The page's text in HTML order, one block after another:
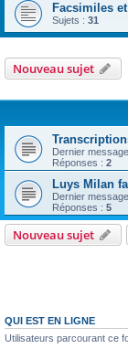
Facsimiles
Sujets : 31
Nouveau sujet
Dernier
Réponses : 2
Luys Milan
Dernier
Réponses : 5
Nouveau sujet
QUI EST EN LIGNE
Utilisateurs parcourant ce